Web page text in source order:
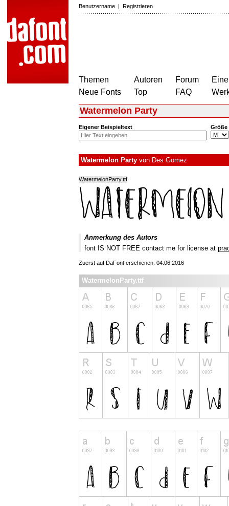
Benutzername | Registrieren
Themen
Neue Fonts
Autoren
Top
Forum
FAQ
Watermelon Party
Eigener Beispieltext Größe
Watermelon Party von Des Gomez
WatermelonParty.ttf
Anmerkung des Autors
font IS NOT FREE contact me for license at
Zuerst auf DaFont erschienen: 04.06.2016
WatermelonParty.ttf